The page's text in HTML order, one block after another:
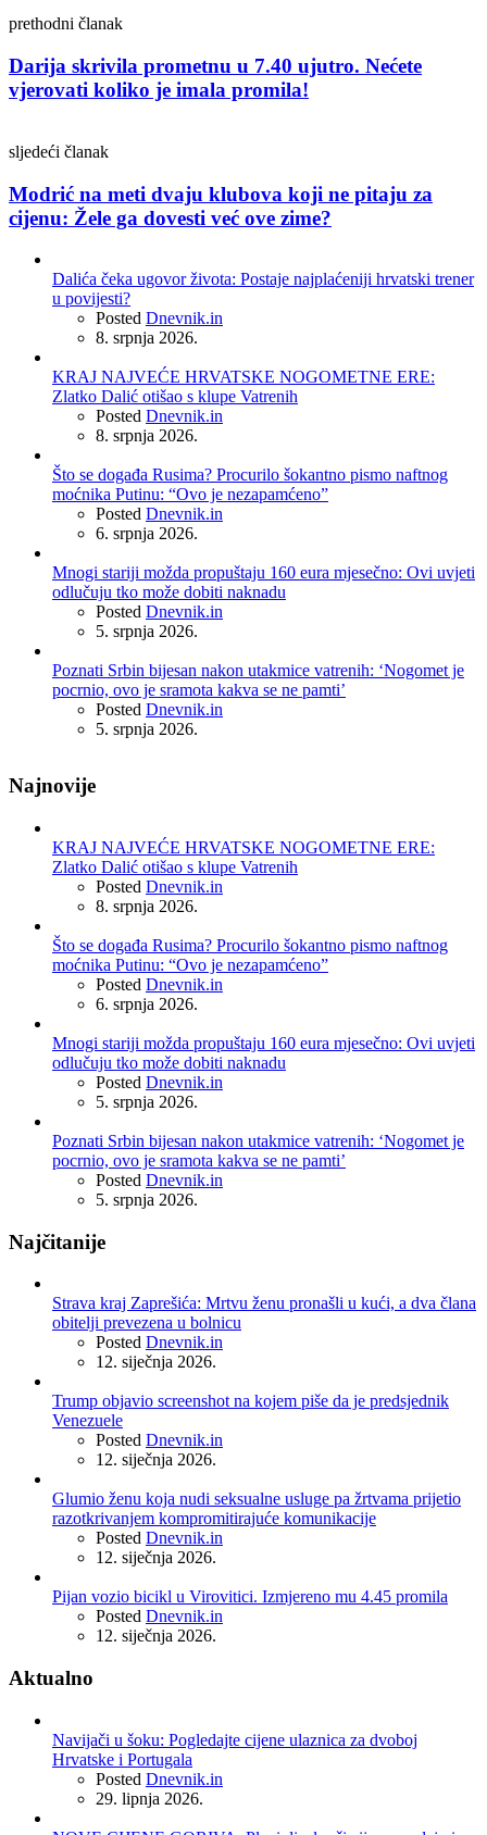
prethodni članak
Darija skrivila prometnu u 7.40 ujutro. Nećete
vjerovati koliko je imala promila!
sljedeći članak
Modrić na meti dvaju klubova koji ne pitaju za
cijenu: Žele ga dovesti već ove zime?
Dalića čeka ugovor života: Postaje najplaćeniji hrvatski trener
u povijesti?
Posted Dnevnik.in
8. srpnja 2026.
KRAJ NAJVEĆE HRVATSKE NOGOMETNE ERE:
Zlatko Dalić otišao s klupe Vatrenih
Posted Dnevnik.in
8. srpnja 2026.
Što se događa Rusima? Procurilo šokantno pismo naftnog
moćnika Putinu: “Ovo je nezapamćeno”
Posted Dnevnik.in
6. srpnja 2026.
Mnogi stariji možda propuštaju 160 eura mjesečno: Ovi uvjeti
odlučuju tko može dobiti naknadu
Posted Dnevnik.in
5. srpnja 2026.
Poznati Srbin bijesan nakon utakmice vatrenih: ‘Nogomet je
pocrnio, ovo je sramota kakva se ne pamti’
Posted Dnevnik.in
5. srpnja 2026.
Najnovije
KRAJ NAJVEĆE HRVATSKE NOGOMETNE ERE:
Zlatko Dalić otišao s klupe Vatrenih
Posted Dnevnik.in
8. srpnja 2026.
Što se događa Rusima? Procurilo šokantno pismo naftnog
moćnika Putinu: “Ovo je nezapamćeno”
Posted Dnevnik.in
6. srpnja 2026.
Mnogi stariji možda propuštaju 160 eura mjesečno: Ovi uvjeti
odlučuju tko može dobiti naknadu
Posted Dnevnik.in
5. srpnja 2026.
Poznati Srbin bijesan nakon utakmice vatrenih: ‘Nogomet je
pocrnio, ovo je sramota kakva se ne pamti’
Posted Dnevnik.in
5. srpnja 2026.
Najčitanije
Strava kraj Zaprešića: Mrtvu ženu pronašli u kući, a dva člana
obitelji prevezena u bolnicu
Posted Dnevnik.in
12. siječnja 2026.
Trump objavio screenshot na kojem piše da je predsjednik
Venezuele
Posted Dnevnik.in
12. siječnja 2026.
Glumio ženu koja nudi seksualne usluge pa žrtvama prijetio
razotkrivanjem kompromitirajuće komunikacije
Posted Dnevnik.in
12. siječnja 2026.
Pijan vozio bicikl u Virovitici. Izmjereno mu 4.45 promila
Posted Dnevnik.in
12. siječnja 2026.
Aktualno
Navijači u šoku: Pogledajte cijene ulaznica za dvoboj
Hrvatske i Portugala
Posted Dnevnik.in
29. lipnja 2026.